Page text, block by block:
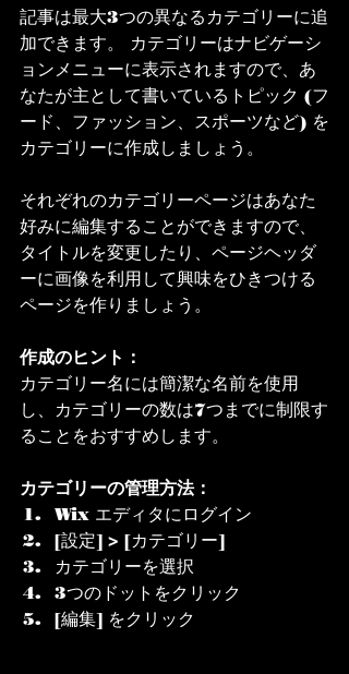
記事は最大3つの異なるカテゴリーに追
加できます。 カテゴリーはナビゲーシ
ョンメニューに表示されますので、あ
なたが主として書いているトピック (フ
ード、ファッション、スポーツなど) を
カテゴリーに作成しましょう。
それぞれのカテゴリーページはあなた
好みに編集することができますので、
タイトルを変更したり、ページヘッダ
ーに画像を利用して興味をひきつける
ページを作りましょう。
作成のヒント：
カテゴリー名には簡潔な名前を使用
し、カテゴリーの数は7つまでに制限す
ることをおすすめします。
カテゴリーの管理方法：
Wix エディタにログイン
[設定] > [カテゴリー]
カテゴリーを選択
3つのドットをクリック
[編集] をクリック